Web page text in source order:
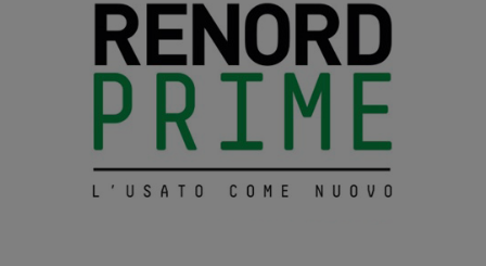
Navigatore satellitare NissanConnect con schermo da 12,3"
mappe TomTom, Premium Live Traffic, Aggiornamenti Over
The Air e NissanConnect Services
Paraurti posteriori con inserti grafite
Poggia ginocchio Soft touch
Porta bicchieri